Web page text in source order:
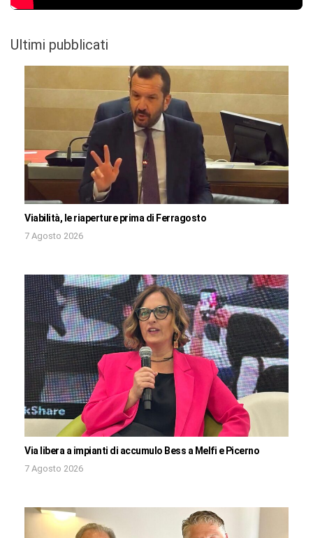
Ultimi pubblicati
Viabilità, le riaperture prima di Ferragosto
7 Agosto 2026
Via libera a impianti di accumulo Bess a Melfi e Picerno
7 Agosto 2026